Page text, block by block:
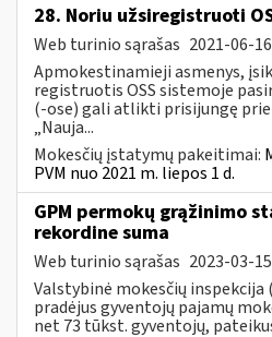
28. Noriu užsiregistruoti
Web turinio sąrašas 2021-06-16
Apmokestinamieji asmenys,
registruotis OSS sistemoje
(-ose) gali atlikti prisijungę prie
„Nauja...
Mokesčių įstatymų pakeitimai:
PVM nuo 2021 m. liepos 1 d.
GPM permokų grąžinimo
rekordine suma
Web turinio sąrašas 2023-03-15
Valstybinė mokesčių inspekcija
pradėjus gyventojų pajamų
net 73 tūkst. gyventojų,